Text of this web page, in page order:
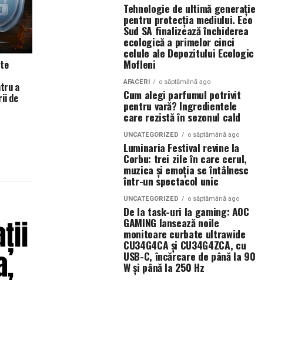
a
de
Tehnologie de ultimă generație
pentru protecția mediului. Eco
Sud SA finalizează închiderea
ecologică a primelor cinci
celule ale Depozitului Ecologic
Mofleni
AFACERI o săptămână ago
Cum alegi parfumul potrivit
pentru vară? Ingredientele
care rezistă în sezonul cald
UNCATEGORIZED o săptămână ago
Luminaria Festival revine la
Corbu: trei zile în care cerul,
muzica și emoția se întâlnesc
într-un spectacol unic
UNCATEGORIZED o săptămână ago
De la task-uri la gaming: AOC
GAMING lansează noile
monitoare curbate ultrawide
CU34G4CA și CU34G4ZCA, cu
USB-C, încărcare de până la 90
W și până la 250 Hz